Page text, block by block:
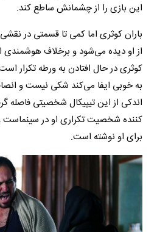
این بازی را از چشمانش ساطع کند.
باران کوثری اما کمی تا قسمتی در نقشی
از او دیده می‌شود و برخلاف هوشمندی
کوثری در حال افتادن به ورطه تکرار
به خوبی ایفا می‌کند شکی نیست و
اندکی از این تیپیکال شخصیتی فاصله
کننده شخصیت تکراری او در
برای او نوشته است.